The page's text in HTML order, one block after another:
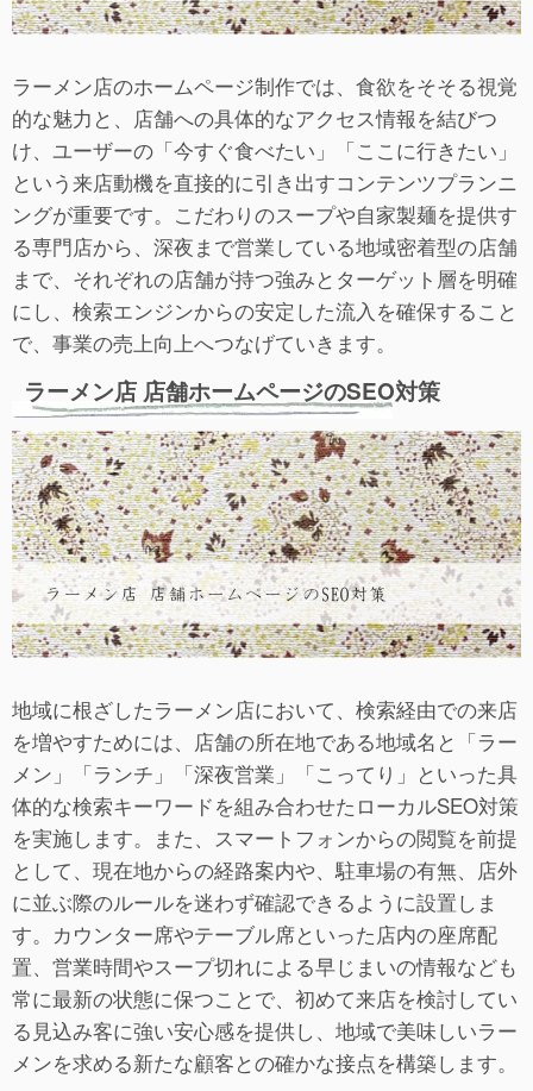
ラーメン店のホームページ制作では、食欲をそそる視覚
的な魅力と、店舗への具体的なアクセス情報を結びつ
け、ユーザーの「今すぐ食べたい」「ここに行きたい」
という来店動機を直接的に引き出すコンテンツプランニ
ングが重要です。こだわりのスープや自家製麺を提供す
る専門店から、深夜まで営業している地域密着型の店舗
まで、それぞれの店舗が持つ強みとターゲット層を明確
にし、検索エンジンからの安定した流入を確保すること
で、事業の売上向上へつなげていきます。
ラーメン店 店舗ホームページのSEO対策
地域に根ざしたラーメン店において、検索経由での来店
を増やすためには、店舗の所在地である地域名と「ラー
メン」「ランチ」「深夜営業」「こってり」といった具
体的な検索キーワードを組み合わせたローカルSEO対策
を実施します。また、スマートフォンからの閲覧を前提
として、現在地からの経路案内や、駐車場の有無、店外
に並ぶ際のルールを迷わず確認できるように設置しま
す。カウンター席やテーブル席といった店内の座席配
置、営業時間やスープ切れによる早じまいの情報なども
常に最新の状態に保つことで、初めて来店を検討してい
る見込み客に強い安心感を提供し、地域で美味しいラー
メンを求める新たな顧客との確かな接点を構築します。